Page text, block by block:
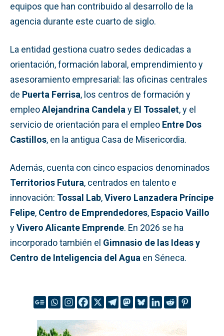
equipos que han contribuido al desarrollo de la
agencia durante este cuarto de siglo.
La entidad gestiona cuatro sedes dedicadas a
orientación, formación laboral, emprendimiento y
asesoramiento empresarial: las oficinas centrales
de Puerta Ferrisa, los centros de formación y
empleoAlejandrina Candela y El Tossalet, y el
servicio de orientación para el empleo Entre Dos
Castillos, en la antigua Casa de Misericordia.
Además, cuenta con cinco espacios denominados
Territorios Futura, centrados en talento e
innovación: Tossal Lab,Vivero Lanzadera Príncipe
Felipe, Centro de Emprendedores, Espacio Vaillo
yVivero Alicante Emprende. En 2026 se ha
incorporado también el Gimnasio de las Ideas y
Centro de Inteligencia del Agua en Séneca.